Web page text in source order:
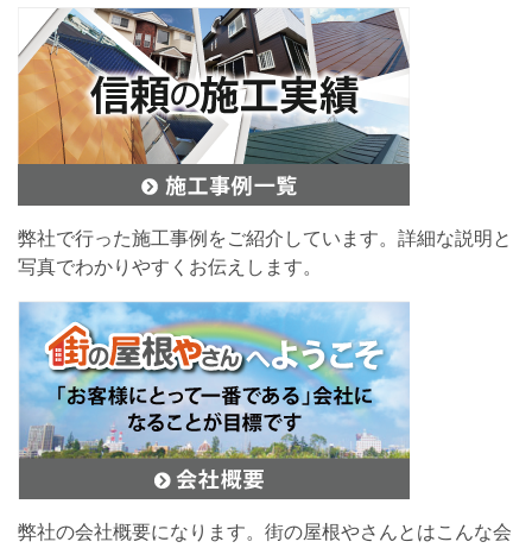
弊社で行った施工事例をご紹介しています。詳細な説明と
写真でわかりやすくお伝えします。
弊社の会社概要になります。街の屋根やさんとはこんな会